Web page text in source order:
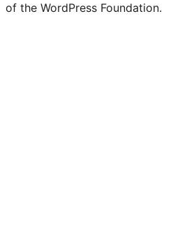
of the WordPress Foundation.